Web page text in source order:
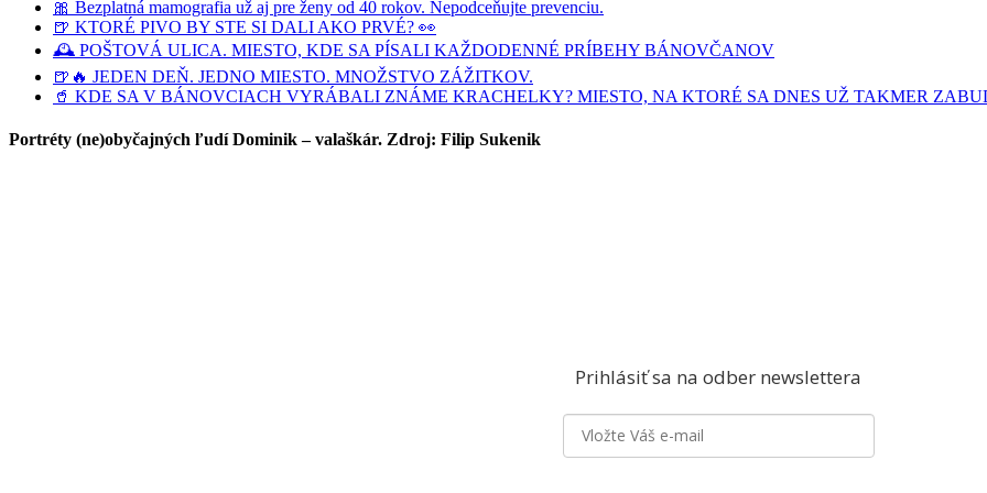
🎀 Bezplatná mamografia už aj pre ženy od 40 rokov. Nepodceňujte prevenciu.
🍺 KTORÉ PIVO BY STE SI DALI AKO PRVÉ? 👀
🕰️ POŠTOVÁ ULICA. MIESTO, KDE SA PÍSALI KAŽDODENNÉ PRÍBEHY BÁNOVČANOV
🍺🔥 JEDEN DEŇ. JEDNO MIESTO. MNOŽSTVO ZÁŽITKOV.
🥤 KDE SA V BÁNOVCIACH VYRÁBALI ZNÁME KRACHELKY? MIESTO, NA KTORÉ SA DNES UŽ TAKMER
Portréty (ne)obyčajných ľudí Dominik – valaškár. Zdroj: Filip Sukenik
Prihlásiť sa na odber newslettera